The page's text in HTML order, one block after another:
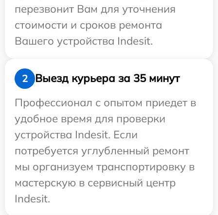
перезвонит Вам для уточнения
стоимости и сроков ремонта
Вашего устройства Indesit.
2
Выезд курьера за 35 минут
Профессионал с опытом приедет в
удобное время для проверки
устройства Indesit. Если
потребуется углубленный ремонт
мы организуем транспортировку в
мастерскую в сервисный центр
Indesit.